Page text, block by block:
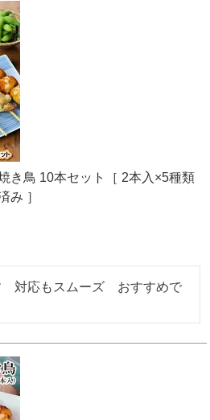
き鳥 10本セット［ 2本入×5種類
み ］
対応もスムーズ　おすすめで